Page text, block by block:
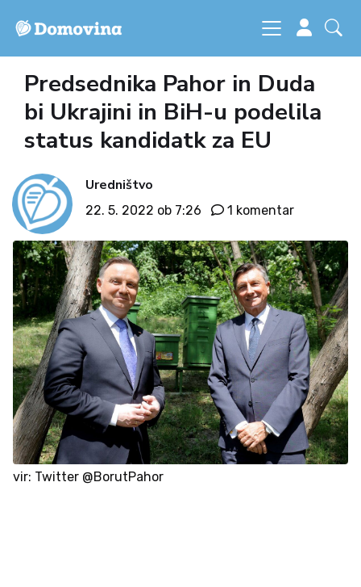
Predsednika Pahor in Duda
bi Ukrajini in BiH-u podelila
status kandidatk za EU
Uredništvo
22. 5. 2022 ob 7:26 1 komentar
vir: Twitter @BorutPahor